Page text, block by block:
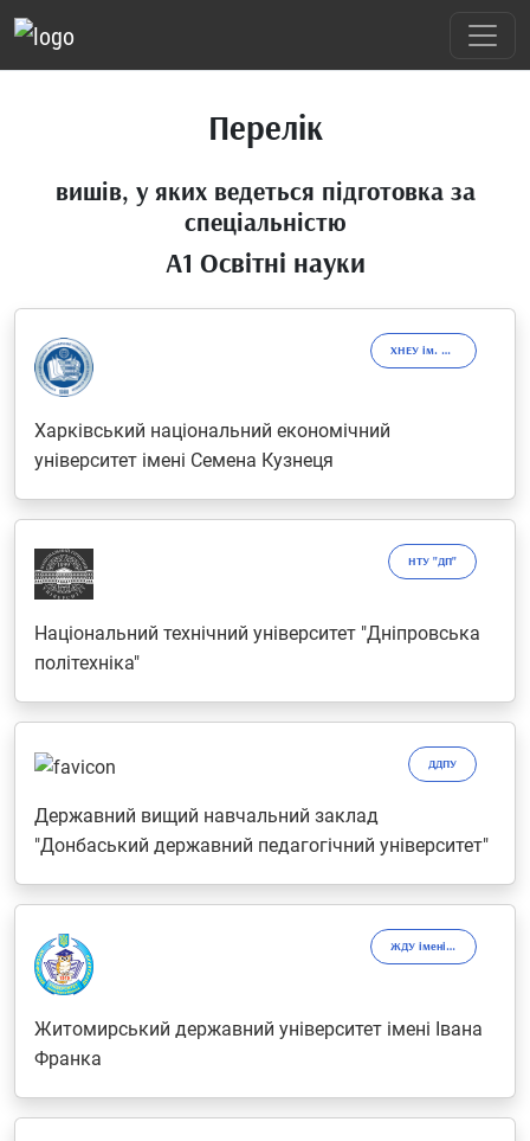
Перелік
вишів, у яких ведеться підготовка за
спеціальністю
A1 Освітні науки
ХНЕУ ім. С. Кузнеця
Харківський національний економічний
університет імені Семена Кузнеця
НТУ "ДП"
Національний технічний університет "Дніпровська
політехніка"
ДДПУ
Державний вищий навчальний заклад
"Донбаський державний педагогічний університет"
ЖДУ імені Івана Франка
Житомирський державний університет імені Івана
Франка